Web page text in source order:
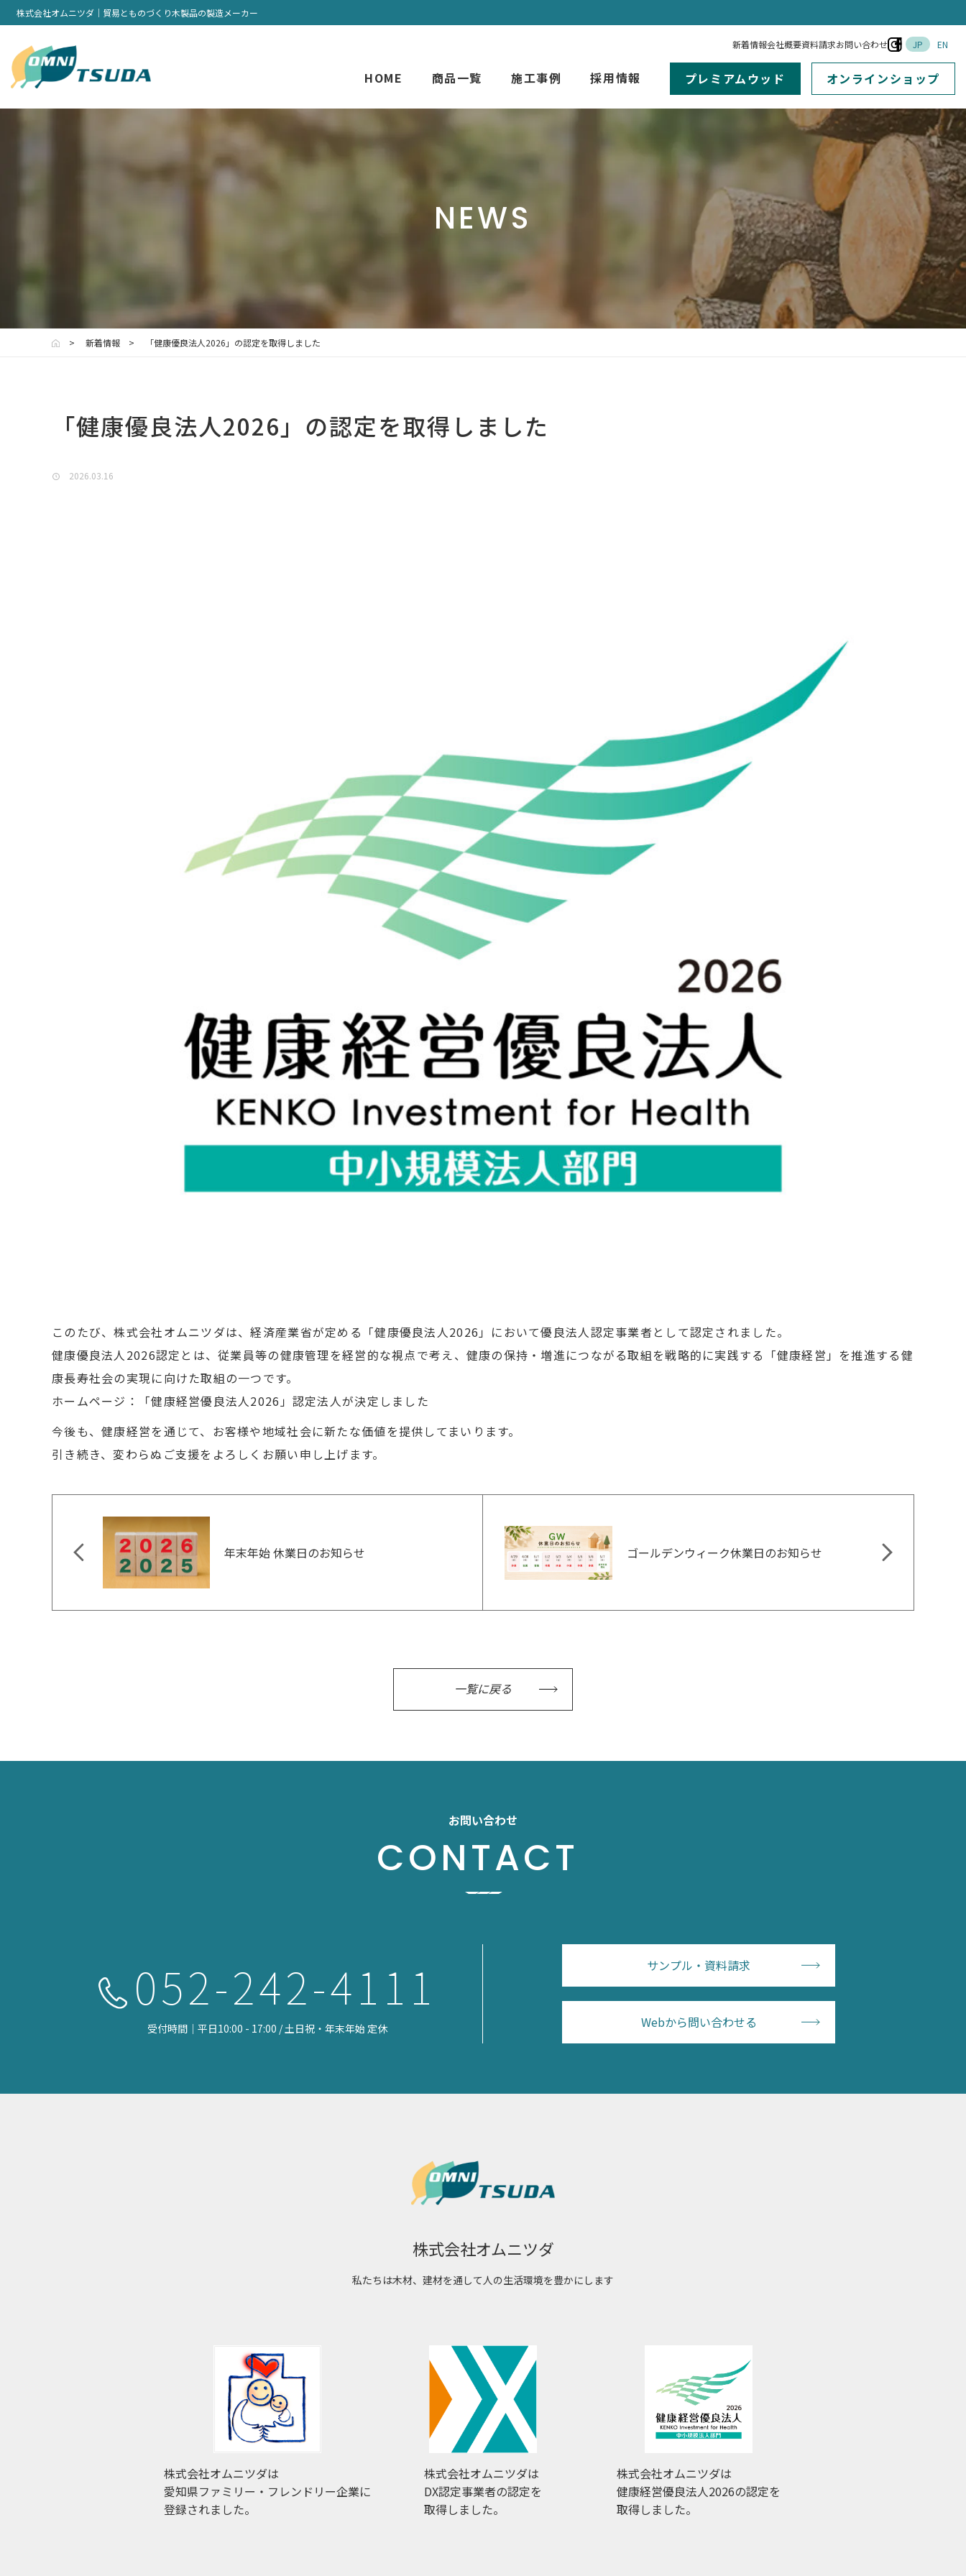
株式会社オムニツダ｜貿易とものづくり木製品の製造メーカー
新着情報会社概要資料請求お問い合わせ JP EN
HOME 商品一覧 施工事例 採用情報 プレミアムウッド オンラインショップ
NEWS
新着情報 「健康優良法人2026」の認定を取得しました
「健康優良法人2026」の認定を取得しました
2026.03.16
このたび、株式会社オムニツダは、経済産業省が定める「健康優良法人2026」において優良法人認定事業者として認定されました。
健康優良法人2026認定とは、従業員等の健康管理を経営的な視点で考え、健康の保持・増進につながる取組を戦略的に実践する「健康経営」を推進する健
康長寿社会の実現に向けた取組の一つです。
ホームページ：
「健康経営優良法人2026」認定法人が決定しました
今後も、健康経営を通じて、お客様や地域社会に新たな価値を提供してまいります。
引き続き、変わらぬご支援をよろしくお願い申し上げます。
年末年始 休業日のお知らせ ゴールデンウィーク休業日のお知らせ
一覧に戻る
お問い合わせ
CONTACT
052-242-4111
受付時間｜平日10:00 - 17:00 / 土日祝・年末年始 定休
サンプル・資料請求
Webから問い合わせる
株式会社オムニツダ
私たちは木材、建材を通して人の生活環境を豊かにします
株式会社オムニツダは
愛知県ファミリー・フレンドリー企業に
登録されました。
株式会社オムニツダは
DX認定事業者の認定を
取得しました。
株式会社オムニツダは
健康経営優良法人2026の認定を
取得しました。